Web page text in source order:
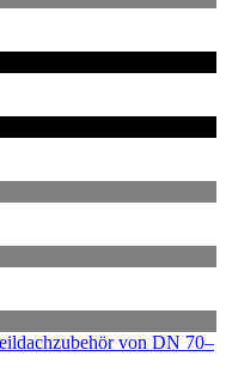
von DN 70–